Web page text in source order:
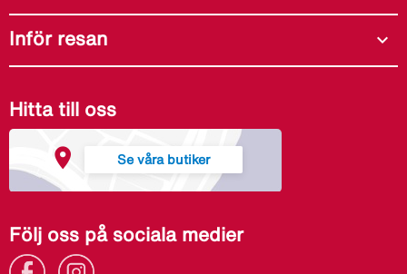
Inför resan expand_more
Hitta till oss
Se våra butiker
Följ oss på sociala medier